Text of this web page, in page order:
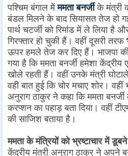
पश्चिम बंगाल मेंममता बनर्जीके मंत्री
बंडल मिलने के बाद सियासत तेज हो
पार्थ चटर्जी को रिमांड में ले लिया है
गिरफ्तार हो चुकी हैं। वहीं दूसरी तरफ
ऊपर हमले तेज कर दिए हैं। भाजपा
गया है कि ममता बनर्जी हमेशा केंद्रीय
खोले रहती हैं। वहीं उनके मंत्री
वही बात हुई कि चोर मचाए शोर।
अनुराग ठाकुर ने कहा कि ममता बनर्जी
करप्शन का पहाड़ बता दिया। वहीं
की साजिश बताया है।
ममता के मंत्रियों को भ्रष्टाचार में
केंद्रीय मंत्री अनुराग ठाकुर ने अपने